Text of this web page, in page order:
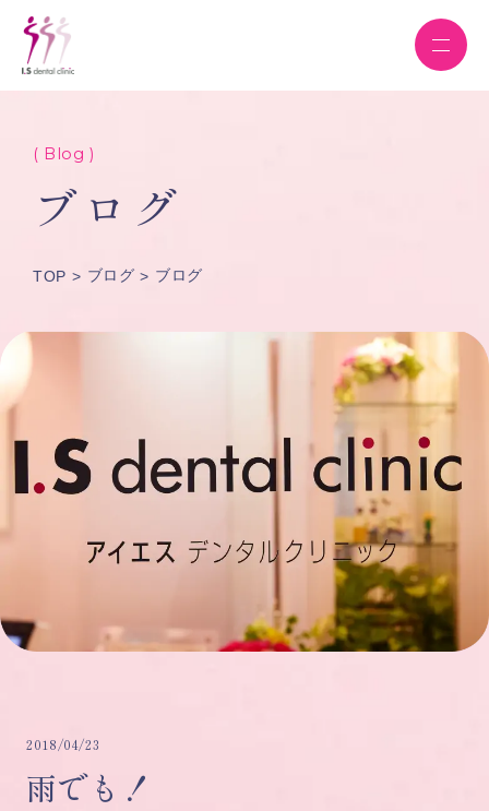
( Blog )
ブログ
TOP ブログ ブログ
2018/04/23
雨でも！